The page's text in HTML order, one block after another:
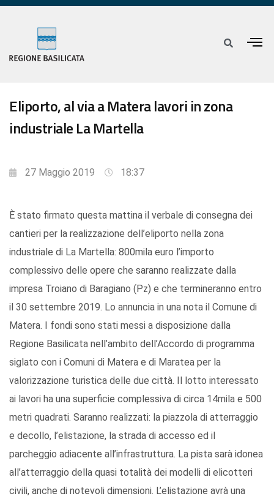
Eliporto, al via a Matera lavori in zona
industriale La Martella
27 Maggio 2019 18:37
È stato firmato questa mattina il verbale di consegna dei
cantieri per la realizzazione dell’eliporto nella zona
industriale di La Martella: 800mila euro l’importo
complessivo delle opere che saranno realizzate dalla
impresa Troiano di Baragiano (Pz) e che termineranno entro
il 30 settembre 2019. Lo annuncia in una nota il Comune di
Matera. I fondi sono stati messi a disposizione dalla
Regione Basilicata nell’ambito dell’Accordo di programma
siglato con i Comuni di Matera e di Maratea per la
valorizzazione turistica delle due città. Il lotto interessato
ai lavori ha una superficie complessiva di circa 14mila e 500
metri quadrati. Saranno realizzati: la piazzola di atterraggio
e decollo, l’elistazione, la strada di accesso ed il
parcheggio adiacente all’infrastruttura. La pista sarà idonea
all’atterraggio della quasi totalità dei modelli di elicotteri
civili, anche di notevoli dimensioni. L’elistazione avrà una